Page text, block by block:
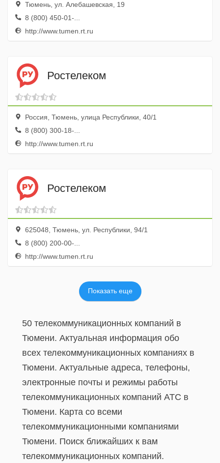
Тюмень, ул. Алебашевская, 19
8 (800) 450-01-...
http://www.tumen.rt.ru
Ростелеком
Россия, Тюмень, улица Республики, 40/1
8 (800) 300-18-...
http://www.tumen.rt.ru
Ростелеком
625048, Тюмень, ул. Республики, 94/1
8 (800) 200-00-...
http://www.tumen.rt.ru
Показать еще
50 телекоммуникационных компаний в
Тюмени. Актуальная информация обо
всех телекоммуникационных компаниях в
Тюмени. Актуальные адреса, телефоны,
электронные почты и режимы работы
телекоммуникационных компаний АТС в
Тюмени. Карта со всеми
телекоммуникационными компаниями
Тюмени. Поиск ближайших к вам
телекоммуникационных компаний.